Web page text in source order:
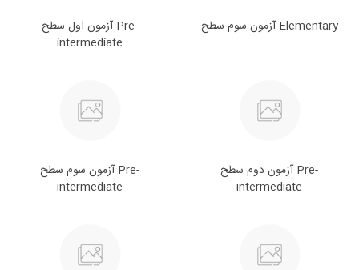
آزمون سوم سطح Elementary
آزمون اول سطح Pre-
intermediate
آزمون دوم سطح Pre-
intermediate
آزمون سوم سطح Pre-
intermediate